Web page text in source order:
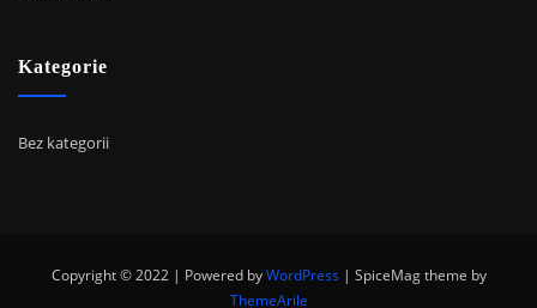
Kategorie
Bez kategorii
Copyright © 2022 | Powered byWordPress | SpiceMag theme by
ThemeArile